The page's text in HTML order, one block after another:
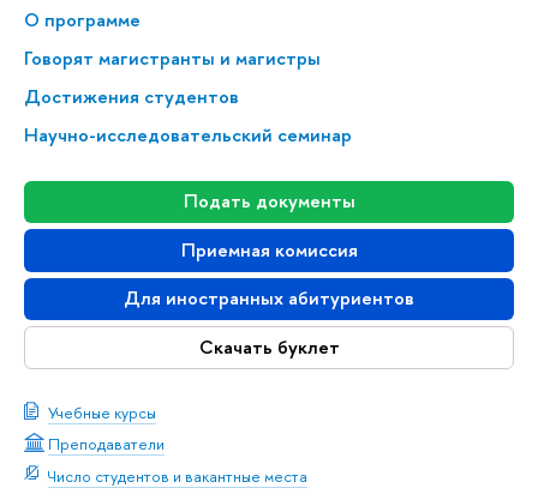
О программе
Говорят магистранты и магистры
Достижения студентов
Научно-исследовательский семинар
Подать документы
Приемная комиссия
Для иностранных абитуриентов
Скачать буклет
Учебные курсы
Преподаватели
Число студентов и вакантные места